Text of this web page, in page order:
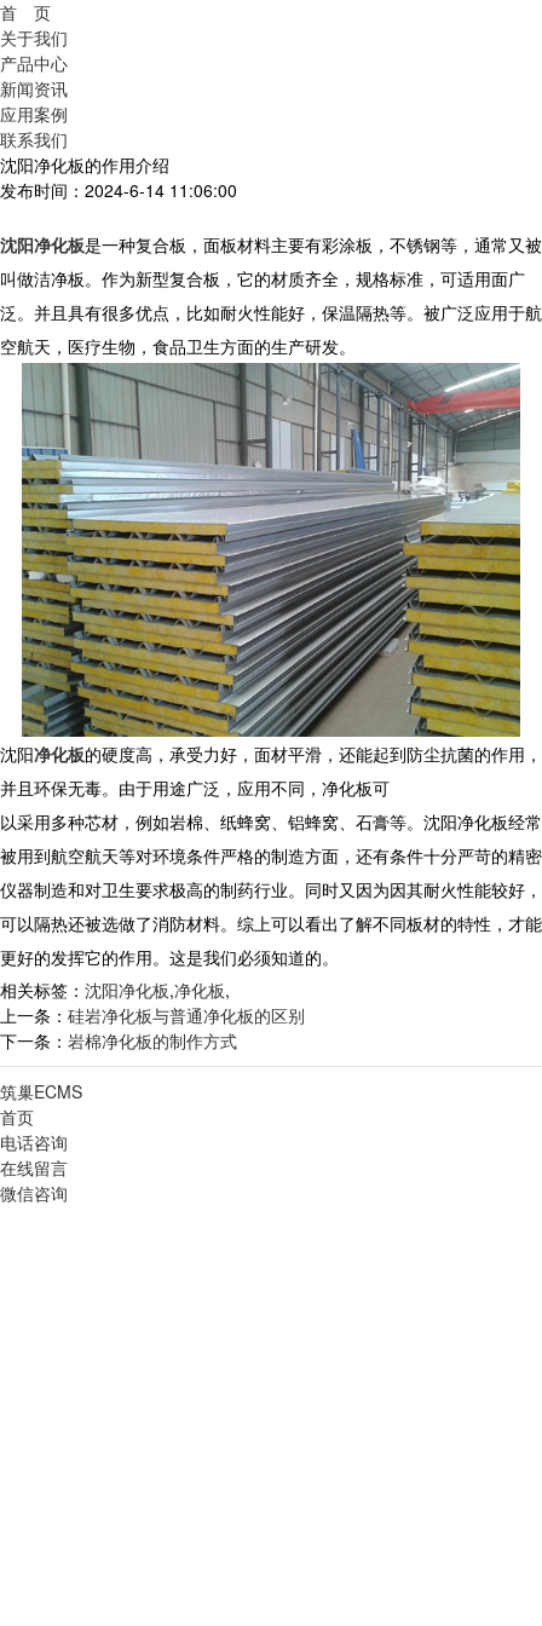
首 页
关于我们
产品中心
新闻资讯
应用案例
联系我们
沈阳净化板的作用介绍
发布时间：2024-6-14 11:06:00
沈阳净化板是一种复合板，面板材料主要有彩涂板，不锈钢等，通常又被
叫做洁净板。作为新型复合板，它的材质齐全，规格标准，可适用面广
泛。并且具有很多优点，比如耐火性能好，保温隔热等。被广泛应用于航
空航天，医疗生物，食品卫生方面的生产研发。
沈阳净化板的硬度高，承受力好，面材平滑，还能起到防尘抗菌的作用，
并且环保无毒。由于用途广泛，应用不同，净化板可
以采用多种芯材，例如岩棉、纸蜂窝、铝蜂窝、石膏等。沈阳净化板经常
被用到航空航天等对环境条件严格的制造方面，还有条件十分严苛的精密
仪器制造和对卫生要求极高的制药行业。同时又因为因其耐火性能较好，
可以隔热还被选做了消防材料。综上可以看出了解不同板材的特性，才能
更好的发挥它的作用。这是我们必须知道的。
相关标签： 沈阳净化板,净化板,
上一条： 硅岩净化板与普通净化板的区别
下一条： 岩棉净化板的制作方式
筑巢ECMS
首页
电话咨询
在线留言
微信咨询